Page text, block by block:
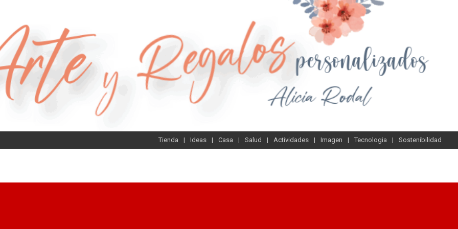
Tienda Ideas Casa Salud Actividades Imagen Tecnologia Sostenibilidad